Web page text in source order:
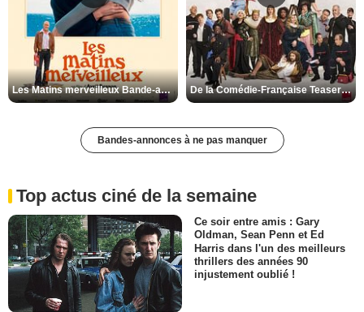
Les Matins merveilleux Bande-annonce VF De la Comédie-Française Teaser VF
Bandes-annonces à ne pas manquer
Top actus ciné de la semaine
Ce soir entre amis : Gary
Oldman, Sean Penn et Ed
Harris dans l'un des meilleurs
thrillers des années 90
injustement oublié !